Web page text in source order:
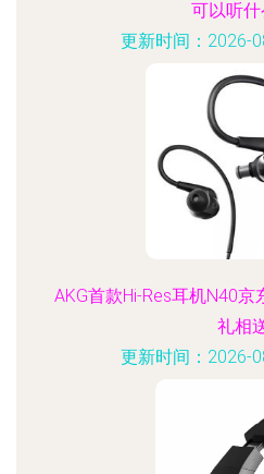
可以听什
更新时间：2026-
AKG首款Hi-Res耳机N40
礼相
更新时间：2026-